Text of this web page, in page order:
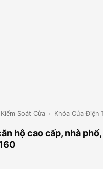
Soát Cửa › Khóa Cửa Điện
hộ cao cấp, nhà